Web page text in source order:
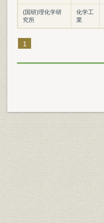
(国研)理化学研
究所
化学工
業
1